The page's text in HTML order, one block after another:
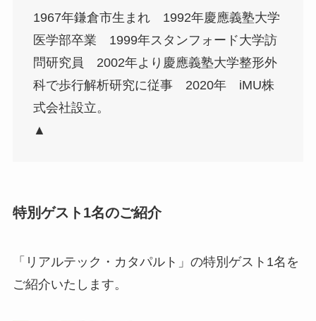
1967年鎌倉市生まれ 1992年慶應義塾大学
医学部卒業 1999年スタンフォード大学訪
問研究員 2002年より慶應義塾大学整形外
科で歩行解析研究に従事 2020年 iMU株
式会社設立。
▲
特別ゲスト1名のご紹介
「リアルテック・カタパルト」の特別ゲスト1名を
ご紹介いたします。